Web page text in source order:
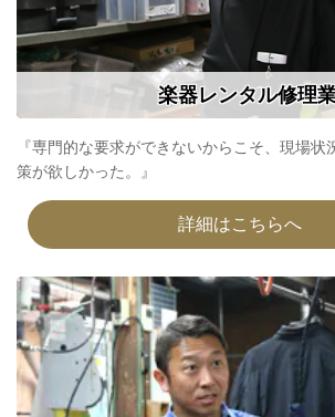
楽器レンタル修理
『専門的な要求ができないからこそ、現場状
策が欲しかった。』
詳細はこちらへ